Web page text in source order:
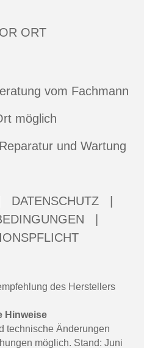
ORT
vom Fachmann
möglich
und Wartung
DATENSCHUTZ
des Herstellers
Hinweise
technische Änderungen
möglich. Stand: Juni